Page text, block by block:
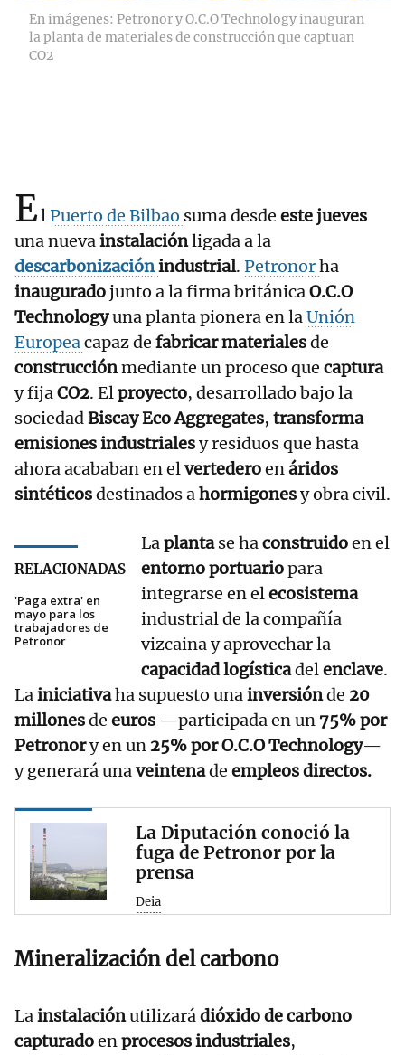
En imágenes: Petronor y O.C.O Technology inauguran
la planta de materiales de construcción que captuan
CO2
ElPuerto de Bilbao suma desde este jueves
una nuevainstalaciónligada a la
descarbonizaciónindustrial. Petronorha
inauguradojunto a la firma británicaO.C.O
Technologyuna planta pionera en laUnión
Europeacapaz de fabricar materialesde
construcciónmediante un proceso que captura
y fijaCO2. Elproyecto, desarrollado bajo la
sociedadBiscay Eco Aggregates, transforma
emisiones industrialesy residuos que hasta
ahora acababan en elvertederoenáridos
sintéticosdestinados ahormigonesy obra civil.
RELACIONADAS
'Paga extra' en
mayo para los
trabajadores de
Petronor
Laplantase haconstruidoen el
entorno portuariopara
integrarse en elecosistema
industrial de la compañía
vizcaina y aprovechar la
capacidad logísticadelenclave.
Lainiciativaha supuesto unainversiónde 20
millonesde euros —participada en un 75% por
Petronory en un 25% por O.C.O Technology—
y generará unaveintenade empleos directos.
La Diputación conoció la
fuga de Petronor por la
prensa
Deia
Mineralización del carbono
Lainstalaciónutilizarádióxido de carbono
capturadoenprocesos industriales,